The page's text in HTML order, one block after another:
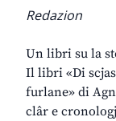
Redazion
Un libri su la
Il libri «Di
furlane» di
clâr e